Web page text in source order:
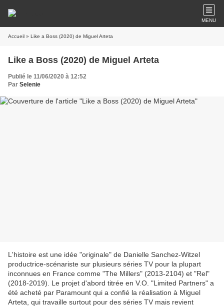
MENU
Accueil » Like a Boss (2020) de Miguel Arteta
Like a Boss (2020) de Miguel Arteta
Publié le 11/06/2020 à 12:52
Par Selenie
L'histoire est une idée "originale" de Danielle Sanchez-Witzel
productrice-scénariste sur plusieurs séries TV pour la plupart
inconnues en France comme "The Millers" (2013-2104) et "Rel"
(2018-2019). Le projet d'abord titrée en V.O. "Limited Partners" a
été acheté par Paramount qui a confié la réalisation à Miguel
Arteta, qui travaille surtout pour des séries TV mais revient